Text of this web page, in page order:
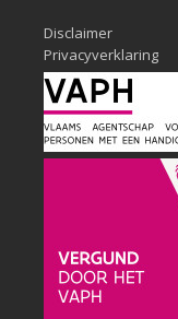
Disclaimer
Privacyverklaring